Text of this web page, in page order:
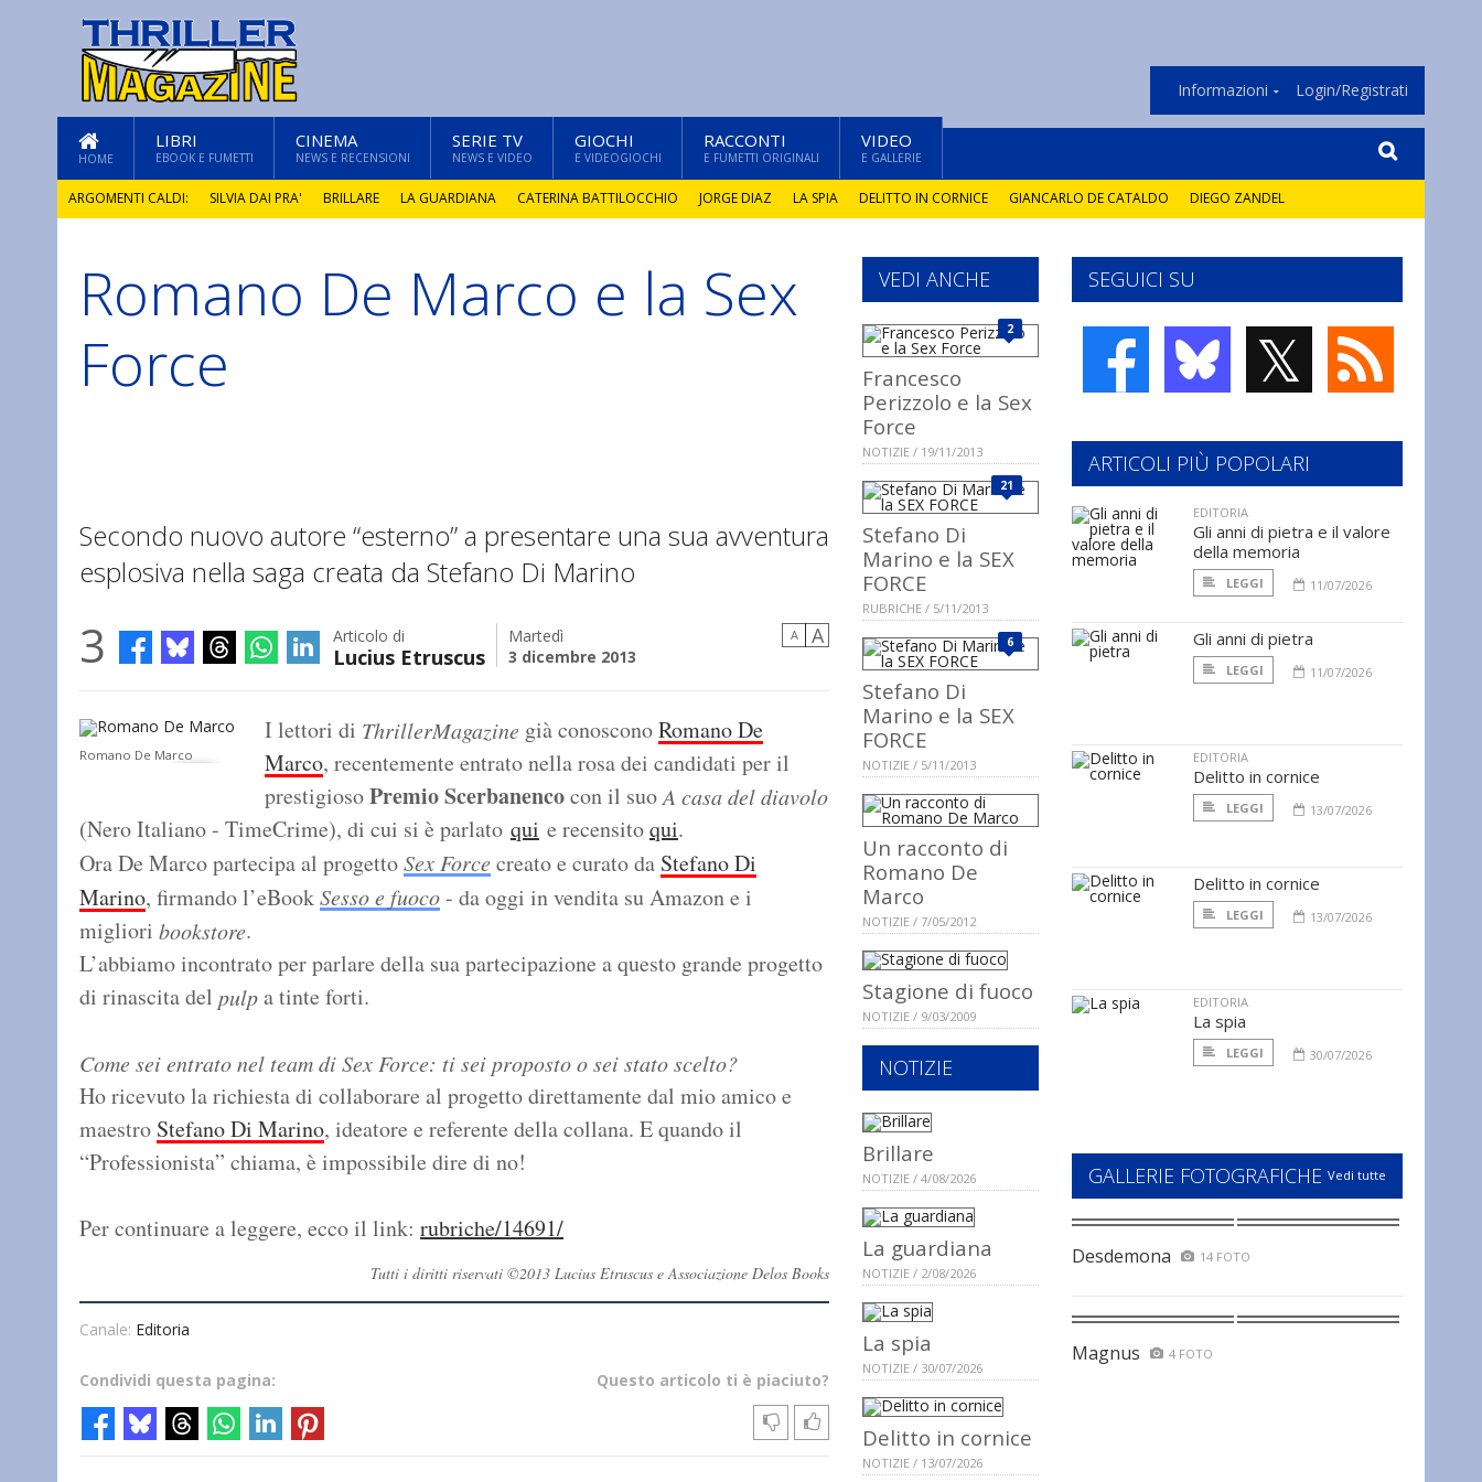
Informazioni Login/Registrati
HOME
LIBRI
EBOOK E FUMETTI
CINEMA
NEWS E RECENSIONI
SERIE TV
NEWS E VIDEO
GIOCHI
E VIDEOGIOCHI
RACCONTI
E FUMETTI ORIGINALI
VIDEO
E GALLERIE
ARGOMENTI CALDI: SILVIA DAI PRA' BRILLARE LA GUARDIANA CATERINA BATTILOCCHIO JORGE DIAZ LA SPIA DELITTO IN CORNICE GIANCARLO DE CATALDO DIEGO ZANDEL
Romano De Marco e la Sex
Force
Secondo nuovo autore “esterno” a presentare una sua avventura
esplosiva nella saga creata da Stefano Di Marino
3 Articolo di
Lucius Etruscus
Martedì
3 dicembre 2013
A A
Romano De Marco
I lettori di ThrillerMagazine già conosconoRomano De
Marco, recentemente entrato nella rosa dei candidati per il
prestigiosoPremio Scerbanencocon il suoA casa del diavolo
(Nero Italiano - TimeCrime), di cui si è parlato qui e recensitoqui.
Ora De Marco partecipa al progettoSex Force creato e curato da Stefano Di
Marino, firmando l’eBookSesso e fuoco- da oggi in vendita su Amazon e i
migliori bookstore.
L’abbiamo incontrato per parlare della sua partecipazione a questo grande progetto
di rinascita del pulpa tinte forti.
Come sei entrato nel team di Sex Force: ti sei proposto o sei stato scelto?
Ho ricevuto la richiesta di collaborare al progetto direttamente dal mio amico e
maestro Stefano Di Marino, ideatore e referente della collana. E quando il
“Professionista” chiama, è impossibile dire di no!
Per continuare a leggere, ecco il link: rubriche/14691/
Tutti i diritti riservati ©2013 Lucius Etruscus e Associazione Delos Books
Canale: Editoria
Questo articolo ti è piaciuto?
Condividi questa pagina:
SEGUICI SU
𝕏
VEDI ANCHE
2
Francesco
Perizzolo e la Sex
Force
NOTIZIE / 19/11/2013
21
Stefano Di
Marino e la SEX
FORCE
RUBRICHE / 5/11/2013
6
Stefano Di
Marino e la SEX
FORCE
NOTIZIE / 5/11/2013
Un racconto di
Romano De
Marco
NOTIZIE / 7/05/2012
Stagione di fuoco
NOTIZIE / 9/03/2009
NOTIZIE
Brillare
NOTIZIE / 4/08/2026
La guardiana
NOTIZIE / 2/08/2026
La spia
NOTIZIE / 30/07/2026
Delitto in cornice
NOTIZIE / 13/07/2026
ARTICOLI PIÙ POPOLARI
EDITORIA
Gli anni di pietra e il valore
della memoria
LEGGI 11/07/2026
Gli anni di pietra
LEGGI 11/07/2026
EDITORIA
Delitto in cornice
LEGGI 13/07/2026
Delitto in cornice
LEGGI 13/07/2026
EDITORIA
La spia
LEGGI 30/07/2026
GALLERIE FOTOGRAFICHE Vedi tutte
Desdemona 14 FOTO
Magnus 4 FOTO